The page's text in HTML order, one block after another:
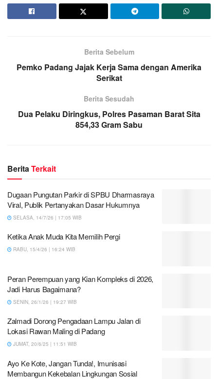
Berita Sebelum
Pemko Padang Jajak Kerja Sama dengan Amerika
Serikat
Berita Sesudah
Dua Pelaku Diringkus, Polres Pasaman Barat Sita
854,33 Gram Sabu
BeritaTerkait
Dugaan Pungutan Parkir di SPBU Dharmasraya
Viral, Publik Pertanyakan Dasar Hukumnya
SELASA, 14/7/26 | 17:05 WIB
Ketika Anak Muda Kita Memilih Pergi
RABU, 15/4/26 | 16:24 WIB
Peran Perempuan yang Kian Kompleks di 2026,
Jadi Harus Bagaimana?
SENIN, 26/1/26 | 19:27 WIB
Zalmadi Dorong Pengadaan Lampu Jalan di
Lokasi Rawan Maling di Padang
JUMAT, 20/6/25 | 11:51 WIB
Ayo Ke Kote, Jangan Tunda!, Imunisasi
Membangun Kekebalan Lingkungan Sosial